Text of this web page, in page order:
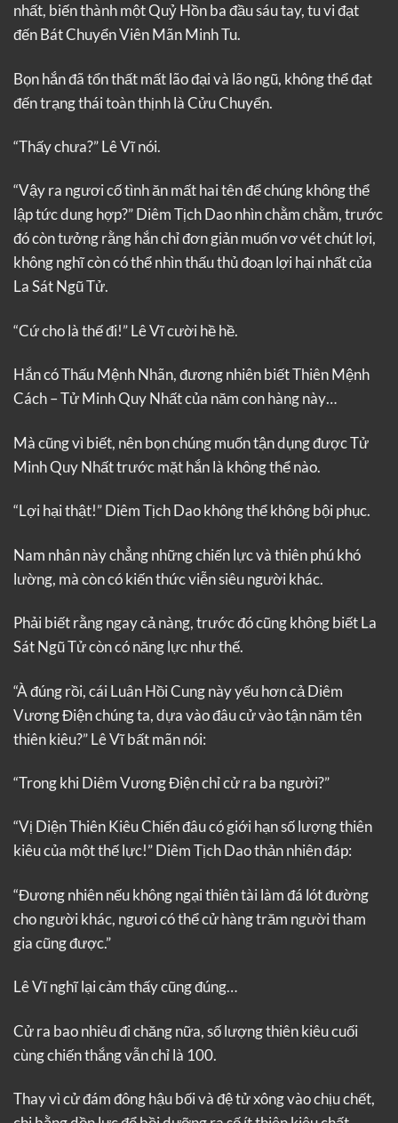
nhất, biến thành một Quỷ Hồn ba đầu sáu tay, tu vi đạt
đến Bát Chuyển Viên Mãn Minh Tu.
Bọn hắn đã tổn thất mất lão đại và lão ngũ, không thể đạt
đến trạng thái toàn thịnh là Cửu Chuyển.
“Thấy chưa?” Lê Vĩ nói.
“Vậy ra ngươi cố tình ăn mất hai tên để chúng không thể
lập tức dung hợp?” Diêm Tịch Dao nhìn chằm chằm, trước
đó còn tưởng rằng hắn chỉ đơn giản muốn vơ vét chút lợi,
không nghĩ còn có thể nhìn thấu thủ đoạn lợi hại nhất của
La Sát Ngũ Tử.
“Cứ cho là thế đi!” Lê Vĩ cười hề hề.
Hắn có Thấu Mệnh Nhãn, đương nhiên biết Thiên Mệnh
Cách – Tử Minh Quy Nhất của năm con hàng này…
Mà cũng vì biết, nên bọn chúng muốn tận dụng được Tử
Minh Quy Nhất trước mặt hắn là không thể nào.
“Lợi hại thật!” Diêm Tịch Dao không thể không bội phục.
Nam nhân này chẳng những chiến lực và thiên phú khó
lường, mà còn có kiến thức viễn siêu người khác.
Phải biết rằng ngay cả nàng, trước đó cũng không biết La
Sát Ngũ Tử còn có năng lực như thế.
“À đúng rồi, cái Luân Hồi Cung này yếu hơn cả Diêm
Vương Điện chúng ta, dựa vào đâu cử vào tận năm tên
thiên kiêu?” Lê Vĩ bất mãn nói:
“Trong khi Diêm Vương Điện chỉ cử ra ba người?”
“Vị Diện Thiên Kiêu Chiến đâu có giới hạn số lượng thiên
kiêu của một thế lực!” Diêm Tịch Dao thản nhiên đáp:
“Đương nhiên nếu không ngại thiên tài làm đá lót đường
cho người khác, ngươi có thể cử hàng trăm người tham
gia cũng được.”
Lê Vĩ nghĩ lại cảm thấy cũng đúng…
Cử ra bao nhiêu đi chăng nữa, số lượng thiên kiêu cuối
cùng chiến thắng vẫn chỉ là 100.
Thay vì cử đám đông hậu bối và đệ tử xông vào chịu chết,